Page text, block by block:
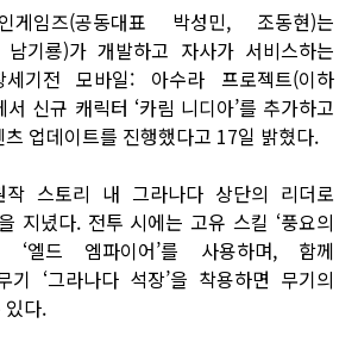
게임즈(공동대표 박성민, 조동현)는
남기룡)가 개발하고 자사가 서비스하는
기전 모바일: 아수라 프로젝트(이하
서 신규 캐릭터 ‘카림 니디아’를 추가하고
업데이트를 진행했다고 17일 밝혔다.
작 스토리 내 그라나다 상단의 리더로
지녔다. 전투 시에는 고유 스킬 ‘풍요의
‘엘드 엠파이어’를 사용하며, 함께
기 ‘그라나다 석장’을 착용하면 무기의
있다.